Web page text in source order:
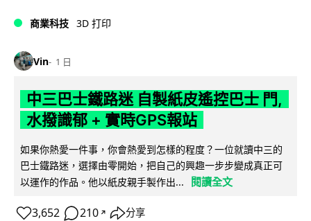
商業科技 3D 打印
Vin 1 日
中三巴士鐵路迷 自製紙皮遙控巴士 門,
水撥識郁 + 實時GPS報站
如果你熱愛一件事，你會熱愛到怎樣的程度？一位就讀中三的
巴士鐵路迷，選擇由零開始，把自己的興趣一步步變成真正可
以運作的作品。他以紙皮親手製作出...
閱讀全文
3,652 210 ↗ 分享